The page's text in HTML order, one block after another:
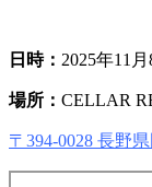
日時： 2025年11
場所： CELLAR
〒394-0028 長野